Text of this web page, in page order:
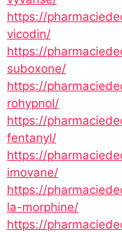
https://
vicodin/
https://
suboxone/
https://
rohypnol/
https://
fentanyl/
https://
imovane/
https://
la-morphine/
https://